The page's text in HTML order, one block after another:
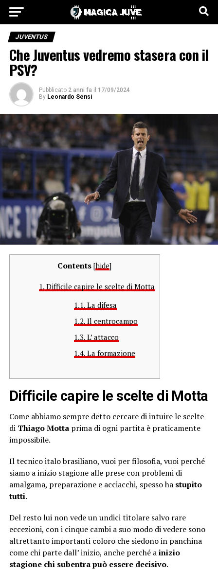
JUVENTUS
Che Juventus vedremo stasera con il
PSV?
Pubblicato 2 anni fa il 17/09/2024
By Leonardo Sensi
Contents [hide]
1.Difficile capire le scelte di Motta
1.1. La difesa
1.2. Il centrocampo
1.3. L’ attacco
1.4. La formazione
Difficile capire le scelte di Motta
Come abbiamo sempre detto cercare di intuire le scelte
di Thiago Mottaprima di ogni partita è praticamente
impossibile.
Il tecnico italo brasiliano, vuoi per filosofia, vuoi perché
siamo a inizio stagione alle prese con problemi di
amalgama, preparazione e acciacchi, spesso ha stupito
tutti.
Del resto lui non vede un undici titolare salvo rare
eccezioni, con i cinque cambi a suo modo di vedere sono
altrettanto importanti coloro che siedono in panchina
come chi parte dall’ inizio, anche perché ainizio
stagione chi subentra può essere decisivo.